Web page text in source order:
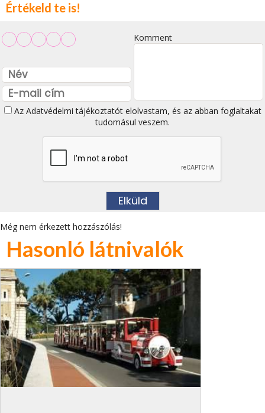
Értékeld te is!
Komment
Az Adatvédelmi tájékoztatótelolvastam, és az abban foglaltakat
tudomásul veszem.
Még nem érkezett hozzászólás!
Hasonló látnivalók